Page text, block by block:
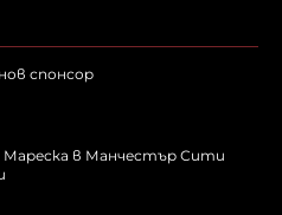
спонсор
в Манчестър Сити